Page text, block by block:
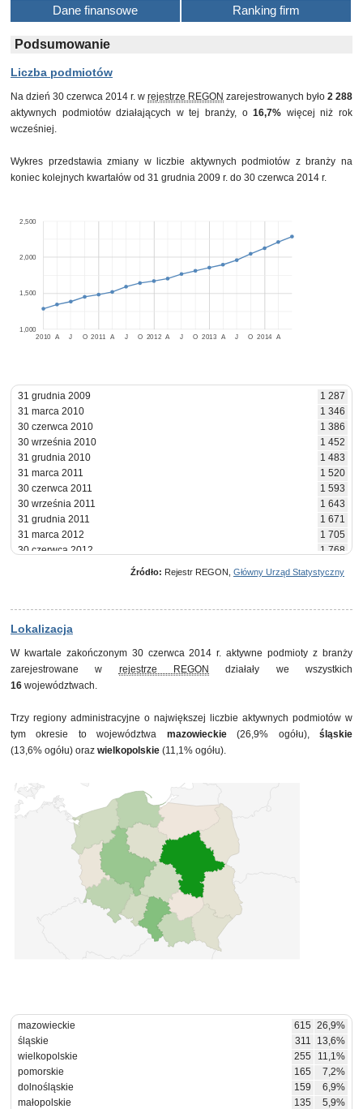
Dane finansowe
Ranking firm
Podsumowanie
Liczba podmiotów
Na dzień 30 czerwca 2014 r. w rejestrze REGON zarejestrowanych było 2 288
aktywnych podmiotów działających w tej branży, o16,7% więcej niż rok
wcześniej.
Wykres przedstawia zmiany w liczbie aktywnych podmiotów z branży na
koniec kolejnych kwartałów od 31 grudnia 2009 r. do 30 czerwca 2014 r.
2010 2011 2012 2013 2014
A J O A J O A J O A J O A
1,000
1,500
2,000
2,500
31 grudnia 2009
1 287
31 marca 2010
1 346
30 czerwca 2010
1 386
30 września 2010
1 452
31 grudnia 2010
1 483
31 marca 2011
1 520
30 czerwca 2011
1 593
30 września 2011
1 643
31 grudnia 2011
1 671
31 marca 2012
1 705
30 czerwca 2012
1 768
30 czerwca 2013
1 961
30 września 2013
31 marca 2014
2 212
30 czerwca 2014
2 288
Źródło: Rejestr REGON, Główny Urząd Statystyczny
Lokalizacja
W kwartale zakończonym 30 czerwca 2014 r. aktywne podmioty z branży
zarejestrowane w rejestrze REGON
działały we wszystkich
16 województwach.
Trzy regiony administracyjne o największej liczbie aktywnych podmiotów w
tym okresie to województwa mazowieckie(26,9% ogółu),śląskie
(13,6% ogółu) oraz wielkopolskie (11,1% ogółu).
mazowieckie 615 26,9%
śląskie
311
13,6%
wielkopolskie
255
11,1%
pomorskie
165
7,2%
dolnośląskie
159
6,9%
małopolskie
135
5,9%